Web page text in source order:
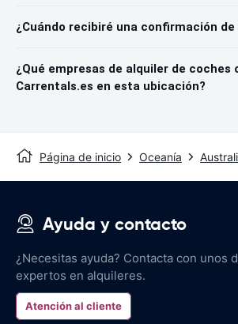
¿Cuándo recibiré una confirmación de
¿Qué empresas de alquiler de coches
Carrentals.es en esta ubicación?
Página de inicio Oceanía
Ayuda y contacto
¿Necesitas ayuda? Contacta con unos
expertos en alquileres.
Atención al cliente